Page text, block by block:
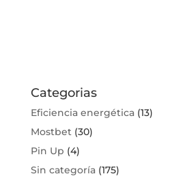
Categorias
Eficiencia energética(13)
Mostbet(30)
Pin Up (4)
Sin categoría(175)